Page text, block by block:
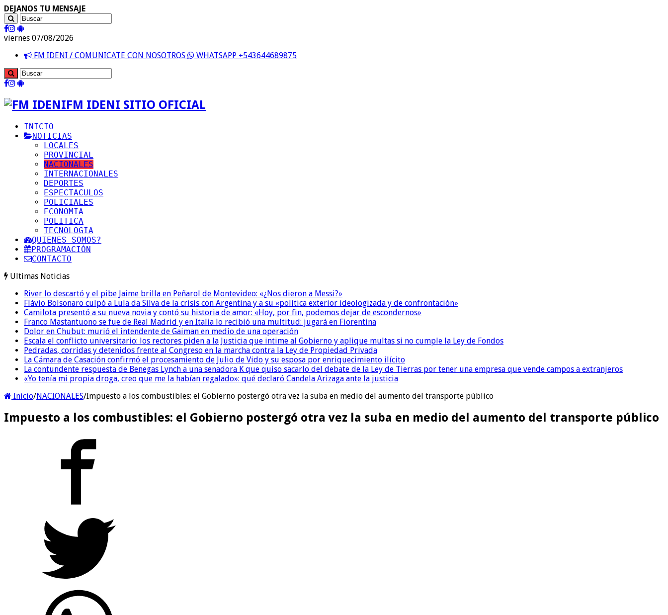
DEJANOS TU MENSAJE
viernes 07/08/2026
FM IDENI / COMUNICATE CON NOSOTROS
WHATSAPP +543644689875
FM IDENI SITIO OFICIAL
INICIO
NOTICIAS
LOCALES
PROVINCIAL
NACIONALES
INTERNACIONALES
DEPORTES
ESPECTACULOS
POLICIALES
ECONOMIA
POLITICA
TECNOLOGIA
QUIENES SOMOS?
PROGRAMACIÓN
CONTACTO
Ultimas Noticias
River lo descartó y el pibe Jaime brilla en Peñarol de Montevideo: «¿Nos dieron a Messi?»
Flávio Bolsonaro culpó a Lula da Silva de la crisis con Argentina y a su «política exterior ideologizada y de confrontación»
Camilota presentó a su nueva novia y contó su historia de amor: «Hoy, por fin, podemos dejar de escondernos»
Franco Mastantuono se fue de Real Madrid y en Italia lo recibió una multitud: jugará en Fiorentina
Dolor en Chubut: murió el intendente de Gaiman en medio de una operación
Escala el conflicto universitario: los rectores piden a la Justicia que intime al Gobierno y aplique multas si no cumple la Ley de Fondos
Pedradas, corridas y detenidos frente al Congreso en la marcha contra la Ley de Propiedad Privada
La Cámara de Casación confirmó el procesamiento de Julio de Vido y su esposa por enriquecimiento ilícito
La contundente respuesta de Benegas Lynch a una senadora K que quiso sacarlo del debate de la Ley de Tierras por tener una empresa que vende campos a extranjeros
«Yo tenía mi propia droga, creo que me la habían regalado»: qué declaró Candela Arizaga ante la justicia
Inicio/NACIONALES/Impuesto a los combustibles: el Gobierno postergó otra vez la suba en medio del aumento del transporte público
Impuesto a los combustibles: el Gobierno postergó otra vez la suba en medio del aumento del transporte público